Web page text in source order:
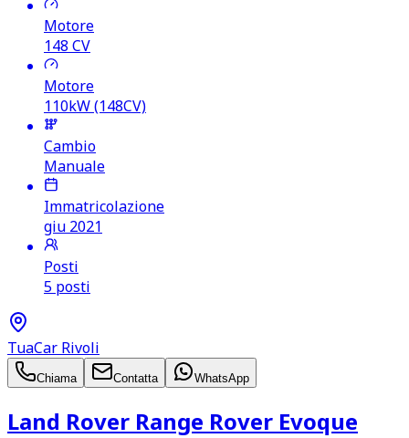
Motore
148 CV
Motore
110kW (148CV)
Cambio
Manuale
Immatricolazione
giu 2021
Posti
5 posti
TuaCar Rivoli
Chiama Contatta WhatsApp
Land Rover Range Rover Evoque